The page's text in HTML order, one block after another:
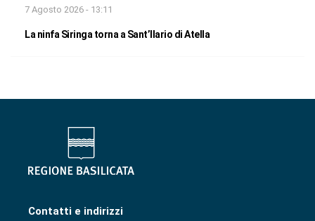
7 Agosto 2026 - 13:11
La ninfa Siringa torna a Sant’Ilario di Atella
Contatti e indirizzi